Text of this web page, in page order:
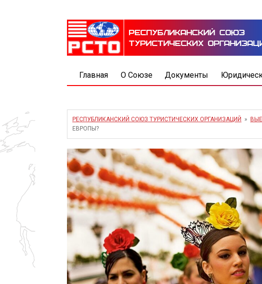
Главная О Союзе Документы
РЕСПУБЛИКАНСКИЙ СОЮЗ ТУРИСТИЧЕСКИХ ОРГАНИЗАЦИЙ »
ЕВРОПЫ?